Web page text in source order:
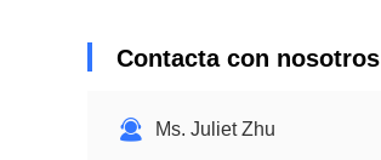
Contacta con nosotros
Ms. Juliet Zhu